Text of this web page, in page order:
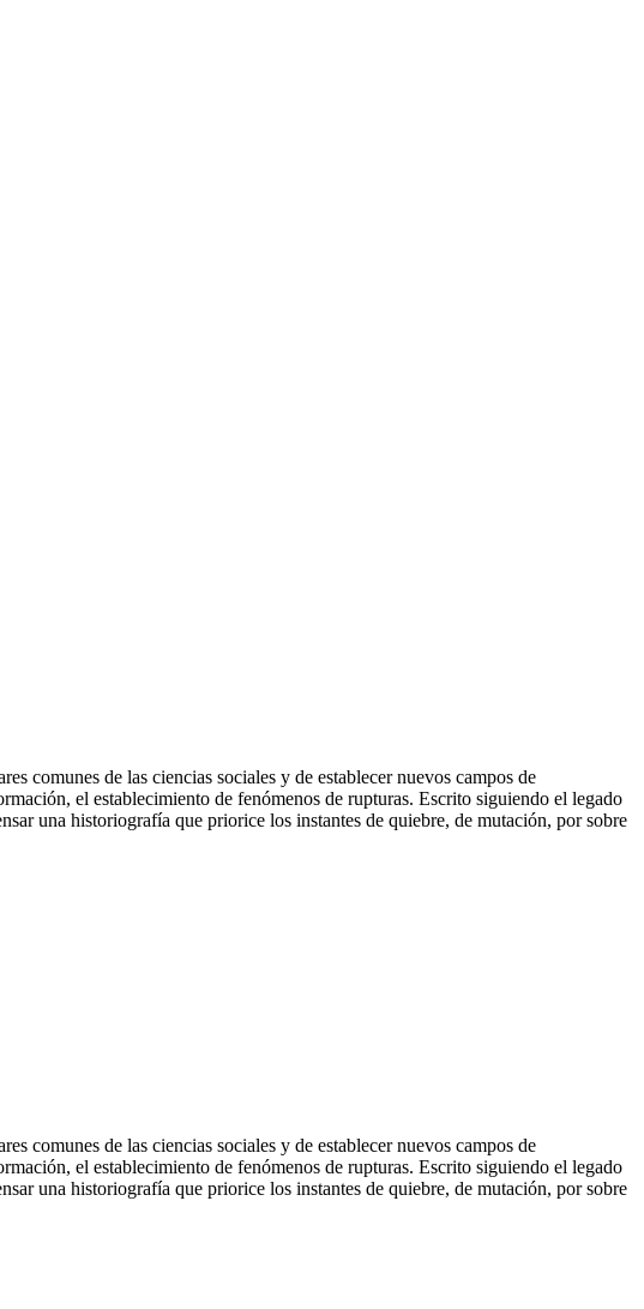
comunes de las ciencias sociales y de establecer nuevos campos de
el establecimiento de fenómenos de rupturas. Escrito siguiendo el legado
una historiografía que priorice los instantes de quiebre, de mutación, por sobre
comunes de las ciencias sociales y de establecer nuevos campos de
el establecimiento de fenómenos de rupturas. Escrito siguiendo el legado
una historiografía que priorice los instantes de quiebre, de mutación, por sobre